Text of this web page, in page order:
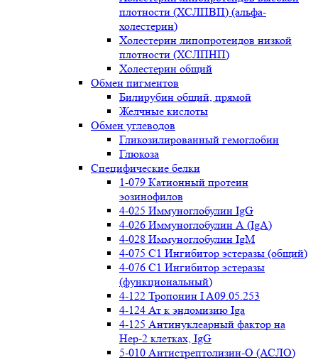
плотности (ХСЛПВП) (альфа-
холестерин)
Холестерин липопротеидов низкой
плотности (ХСЛПНП)
Холестерин общий
Обмен пигментов
Билирубин общий, прямой
Желчные кислоты
Обмен углеводов
Гликозилированный гемоглобин
Глюкоза
Специфические белки
1-079 Катионный протеин
эозинофилов
4-025 Иммуноглобулин IgG
4-026 Иммуноглобулин А (IgA)
4-028 Иммуноглобулин IgM
4-075 С1 Ингибитор эстеразы (общий)
4-076 С1 Ингибитор эстеразы
(функциональный)
4-122 Тропонин I A09.05.253
4-124 Ат к эндомизию Iga
4-125 Антинуклеарный фактор на
Нер-2 клетках, IgG
5-010 Антистрептолизин-О (АСЛО)